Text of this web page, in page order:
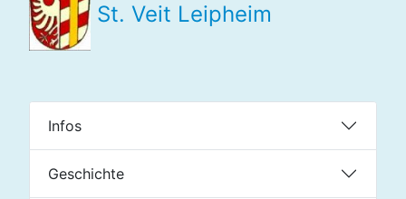
St. Veit Leipheim
Infos
Geschichte